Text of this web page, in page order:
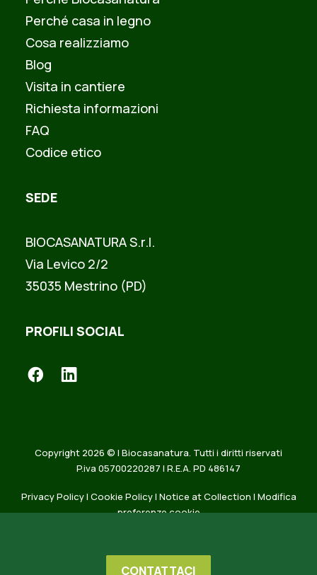
Perché casa in legno
Cosa realizziamo
Blog
Visita in cantiere
Richiesta informazioni
FAQ
Codice etico
SEDE
BIOCASANATURA S.r.l.
Via Levico 2/2
35035 Mestrino (PD)
PROFILI SOCIAL
Copyright 2026 © | Biocasanatura. Tutti i diritti riservati
P.iva 05700220287 | R.E.A. PD 486147
Privacy Policy| Cookie Policy| Notice at Collection | Modifica
preferenze cookie
CONTATTACI